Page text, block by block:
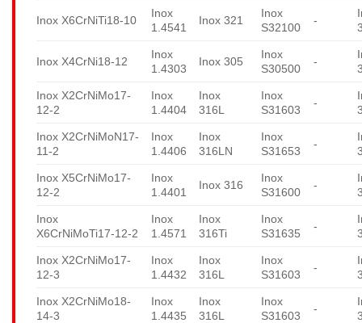
Inox X6CrNiTi18-10
Inox
1.4541
Inox 321
Inox
S32100
-
Inox X4CrNi18-12
Inox
1.4303
Inox 305
Inox
S30500
-
Inox X2CrNiMo17-
12-2
Inox
1.4404
Inox
316L
Inox
S31603
-
Inox X2CrNiMoN17-
11-2
Inox
1.4406
Inox
316LN
Inox
S31653
-
Inox X5CrNiMo17-
12-2
Inox
1.4401
Inox 316
Inox
S31600
-
Inox
X6CrNiMoTi17-12-2
Inox
1.4571
Inox
316Ti
Inox
S31635
-
Inox X2CrNiMo17-
12-3
Inox
1.4432
Inox
316L
Inox
S31603
-
Inox X2CrNiMo18-
14-3
Inox
1.4435
Inox
316L
Inox
S31603
-